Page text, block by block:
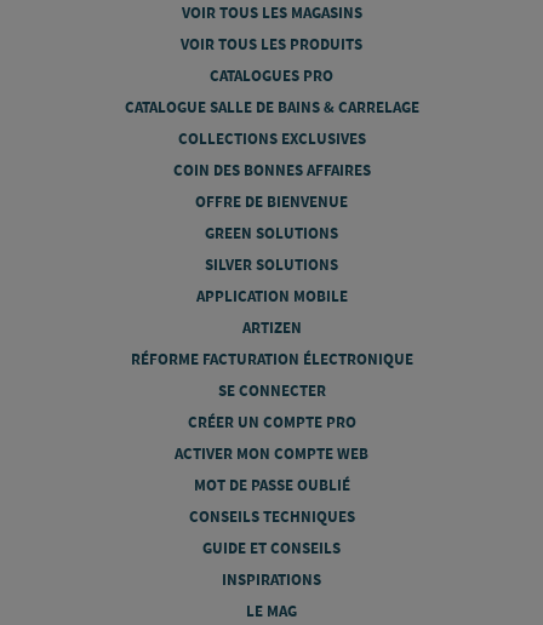
VOIR TOUS LES MAGASINS
VOIR TOUS LES PRODUITS
CATALOGUES PRO
CATALOGUE SALLE DE BAINS & CARRELAGE
COLLECTIONS EXCLUSIVES
COIN DES BONNES AFFAIRES
OFFRE DE BIENVENUE
GREEN SOLUTIONS
SILVER SOLUTIONS
APPLICATION MOBILE
ARTIZEN
RÉFORME FACTURATION ÉLECTRONIQUE
SE CONNECTER
CRÉER UN COMPTE PRO
ACTIVER MON COMPTE WEB
MOT DE PASSE OUBLIÉ
CONSEILS TECHNIQUES
GUIDE ET CONSEILS
INSPIRATIONS
LE MAG